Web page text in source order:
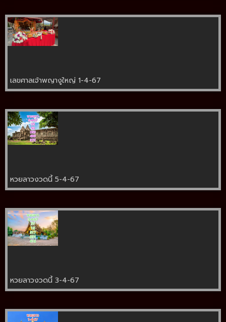
เลขศาลเจ้าพญางูใหญ่ 1-4-67
หวยลาวงวดนี้ 5-4-67
หวยลาวงวดนี้ 3-4-67